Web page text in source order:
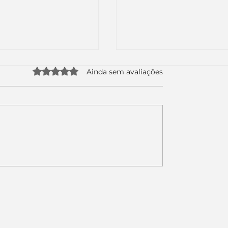
Avaliado com 0 de 5 estrelas.
Ainda sem avaliações